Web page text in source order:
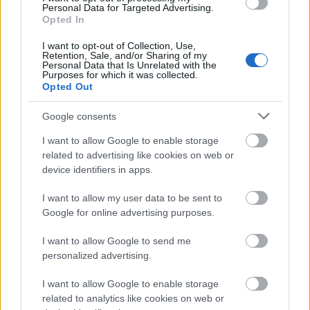
Personal Data for Targeted Advertising.
Opted In
I want to opt-out of Collection, Use,
Retention, Sale, and/or Sharing of my
Personal Data that Is Unrelated with the
Purposes for which it was collected.
Opted Out
Google consents
I want to allow Google to enable storage
related to advertising like cookies on web or
device identifiers in apps.
I want to allow my user data to be sent to
Google for online advertising purposes.
I want to allow Google to send me
personalized advertising.
I want to allow Google to enable storage
related to analytics like cookies on web or
22, 23-án.
Történet, előélet:
Sokan olvastuk ifjúkorunkban Mary Poppins, azaz
Csudálatos Mary, az elbűvölő és „abszolút hibátlan"
nevelőnő kalandjait. Az első regény 1934-ben jelent